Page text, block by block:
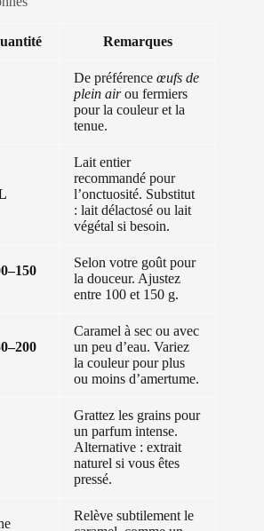
Remarques
De préférence œufs de
plein airou fermiers
pour la couleur et la
tenue.
Lait entier
recommandé pour
l’onctuosité. Substitut
: lait délactosé ou lait
végétal si besoin.
Selon votre goût pour
la douceur. Ajustez
entre 100 et 150 g.
Caramel à sec ou avec
un peu d’eau. Variez
la couleur pour plus
ou moins d’amertume.
Grattez les grains pour
un parfum intense.
Alternative : extrait
naturel si vous êtes
pressé.
Relève subtilement le